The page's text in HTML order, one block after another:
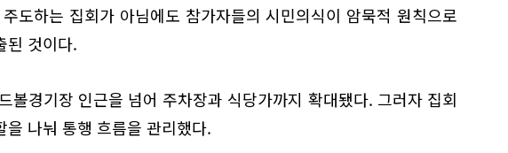
도하는 집회가 아님에도 참가자들의 시민의식이 암묵적 원칙으로
된 것이다.
볼경기장 인근을 넘어 주차장과 식당가까지 확대됐다. 그러자 집회
을 나눠 통행 흐름을 관리했다.